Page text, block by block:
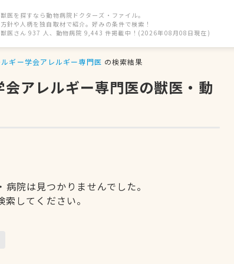
医を探すなら動物病院ドクターズ・ファイル。
針や人柄を独自取材で紹介。好みの条件で検索！
医さん 937 人、動物病院 9,443 件掲載中！(2026年08月08日現在)
ギー学会アレルギー専門医 の検索結果
アレルギー専門医の獣医・動
院は見つかりませんでした。
してください。